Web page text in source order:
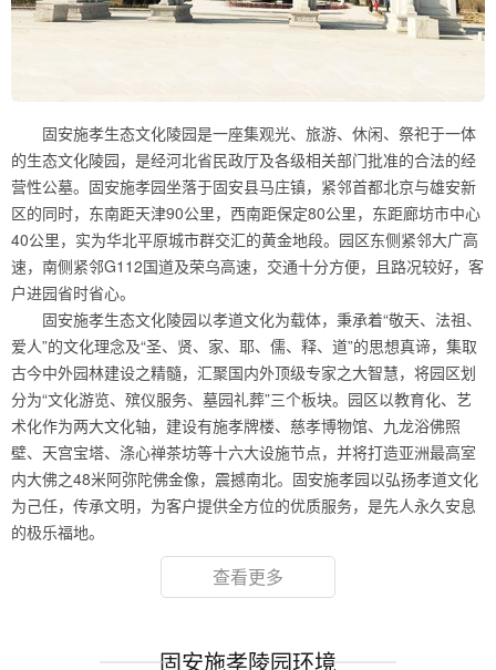
固安施孝生态文化陵园是一座集观光、旅游、休闲、祭祀于一体
的生态文化陵园，是经河北省民政厅及各级相关部门批准的合法的经
营性公墓。固安施孝园坐落于固安县马庄镇，紧邻首都北京与雄安新
区的同时，东南距天津90公里，西南距保定80公里，东距廊坊市中心
40公里，实为华北平原城市群交汇的黄金地段。园区东侧紧邻大广高
速，南侧紧邻G112国道及荣乌高速，交通十分方便，且路况较好，客
户进园省时省心。
固安施孝生态文化陵园以孝道文化为载体，秉承着“敬天、法祖、
爱人”的文化理念及“圣、贤、家、耶、儒、释、道”的思想真谛，集取
古今中外园林建设之精髓，汇聚国内外顶级专家之大智慧，将园区划
分为“文化游览、殡仪服务、墓园礼葬”三个板块。园区以教育化、艺
术化作为两大文化轴，建设有施孝牌楼、慈孝博物馆、九龙浴佛照
壁、天宫宝塔、涤心禅茶坊等十六大设施节点，并将打造亚洲最高室
内大佛之48米阿弥陀佛金像，震撼南北。固安施孝园以弘扬孝道文化
为己任，传承文明，为客户提供全方位的优质服务，是先人永久安息
的极乐福地。
查看更多
固安施孝陵园环境